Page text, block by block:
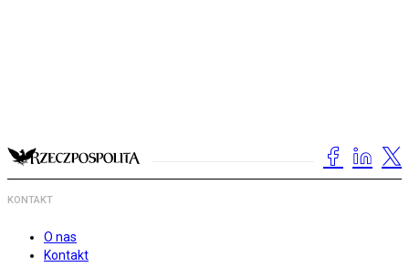
KONTAKT
O nas
Kontakt